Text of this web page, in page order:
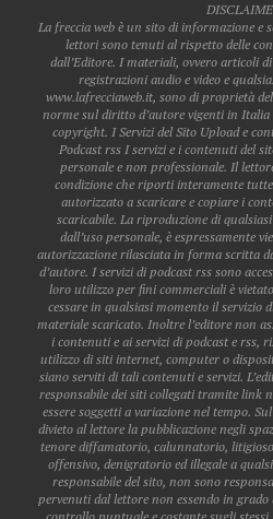
La freccia web è un sito di informazione e
lettori sono tenuti al rispetto delle
dall’Editore. I materiali, ovvero articoli
registrazioni audio e video e
www.lafrecciaweb.it, sono di proprietà
norme sul diritto d’autore vigenti in
copyright. I Servizi del Sito Upload e
Podcast rss I servizi e i contenuti del
personale e non professionale. Il
condizione che riporti interamente
autorizzato a scaricare e copiare i
scaricabile. La riproduzione di
dall’uso personale, è espressamente
autorizzazione rilasciata in forma scritta
d’autore. I servizi di podcast rss sono
loro utilizzo per fini commerciali è
cessare in qualsiasi momento il servizio
materiale scaricato. Inoltre l’editore non
i contenuti e ai servizi di podcast e rss,
utilizzo di siti internet, computer o
siano serviti di tali contenuti e servizi.
responsabile dei siti collegati tramite link
essere soggetti a variazione nel tempo.
divieto al lettore la pubblicazione negli
tenore diffamatorio, calunnatorio,
offensivo, denigratorio ed illegale a
responsabile del sito, non sono
pervenuti dal lettore non essendo in